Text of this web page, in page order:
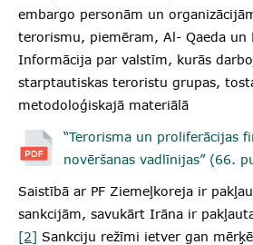
embargo personām un
terorismu, piemēram, Al- Qaeda un
Informācija par valstīm, kurās
starptautiskas teroristu grupas,
metodoloģiskajā materiālā
“Terorisma un proliferācijas
novēršanas vadlīnijas” (66.
Saistībā ar PF Ziemeļkoreja ir
sankcijām, savukārt Irāna ir
[2] Sankciju režīmi ietver gan